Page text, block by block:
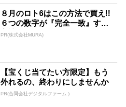
８月のロト6はこの方法で買え!!
６つの数字が『完全一致』する
方法
PR(株式会社MURA)
【宝くじ当てたい方限定】もう
外れるの、終わりにしませんか
PR(合同会社デジタルファーム )